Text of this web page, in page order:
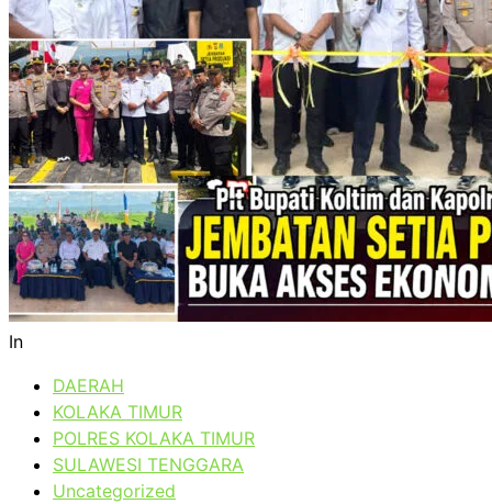
In
DAERAH
KOLAKA TIMUR
POLRES KOLAKA TIMUR
SULAWESI TENGGARA
Uncategorized